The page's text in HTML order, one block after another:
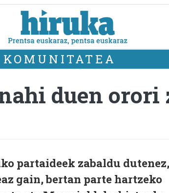
KOMUNITATEA
duen orori
partaideek zabaldu dutenez,
gain, bertan parte hartzeko